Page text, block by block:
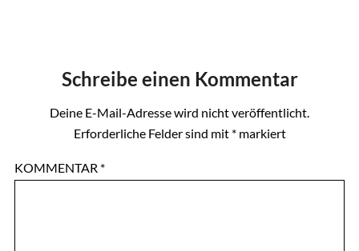
Schreibe einen Kommentar
Deine E-Mail-Adresse wird nicht veröffentlicht.
Erforderliche Felder sind mit *markiert
KOMMENTAR *